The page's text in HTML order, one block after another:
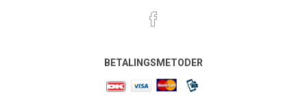
BETALINGSMETODER